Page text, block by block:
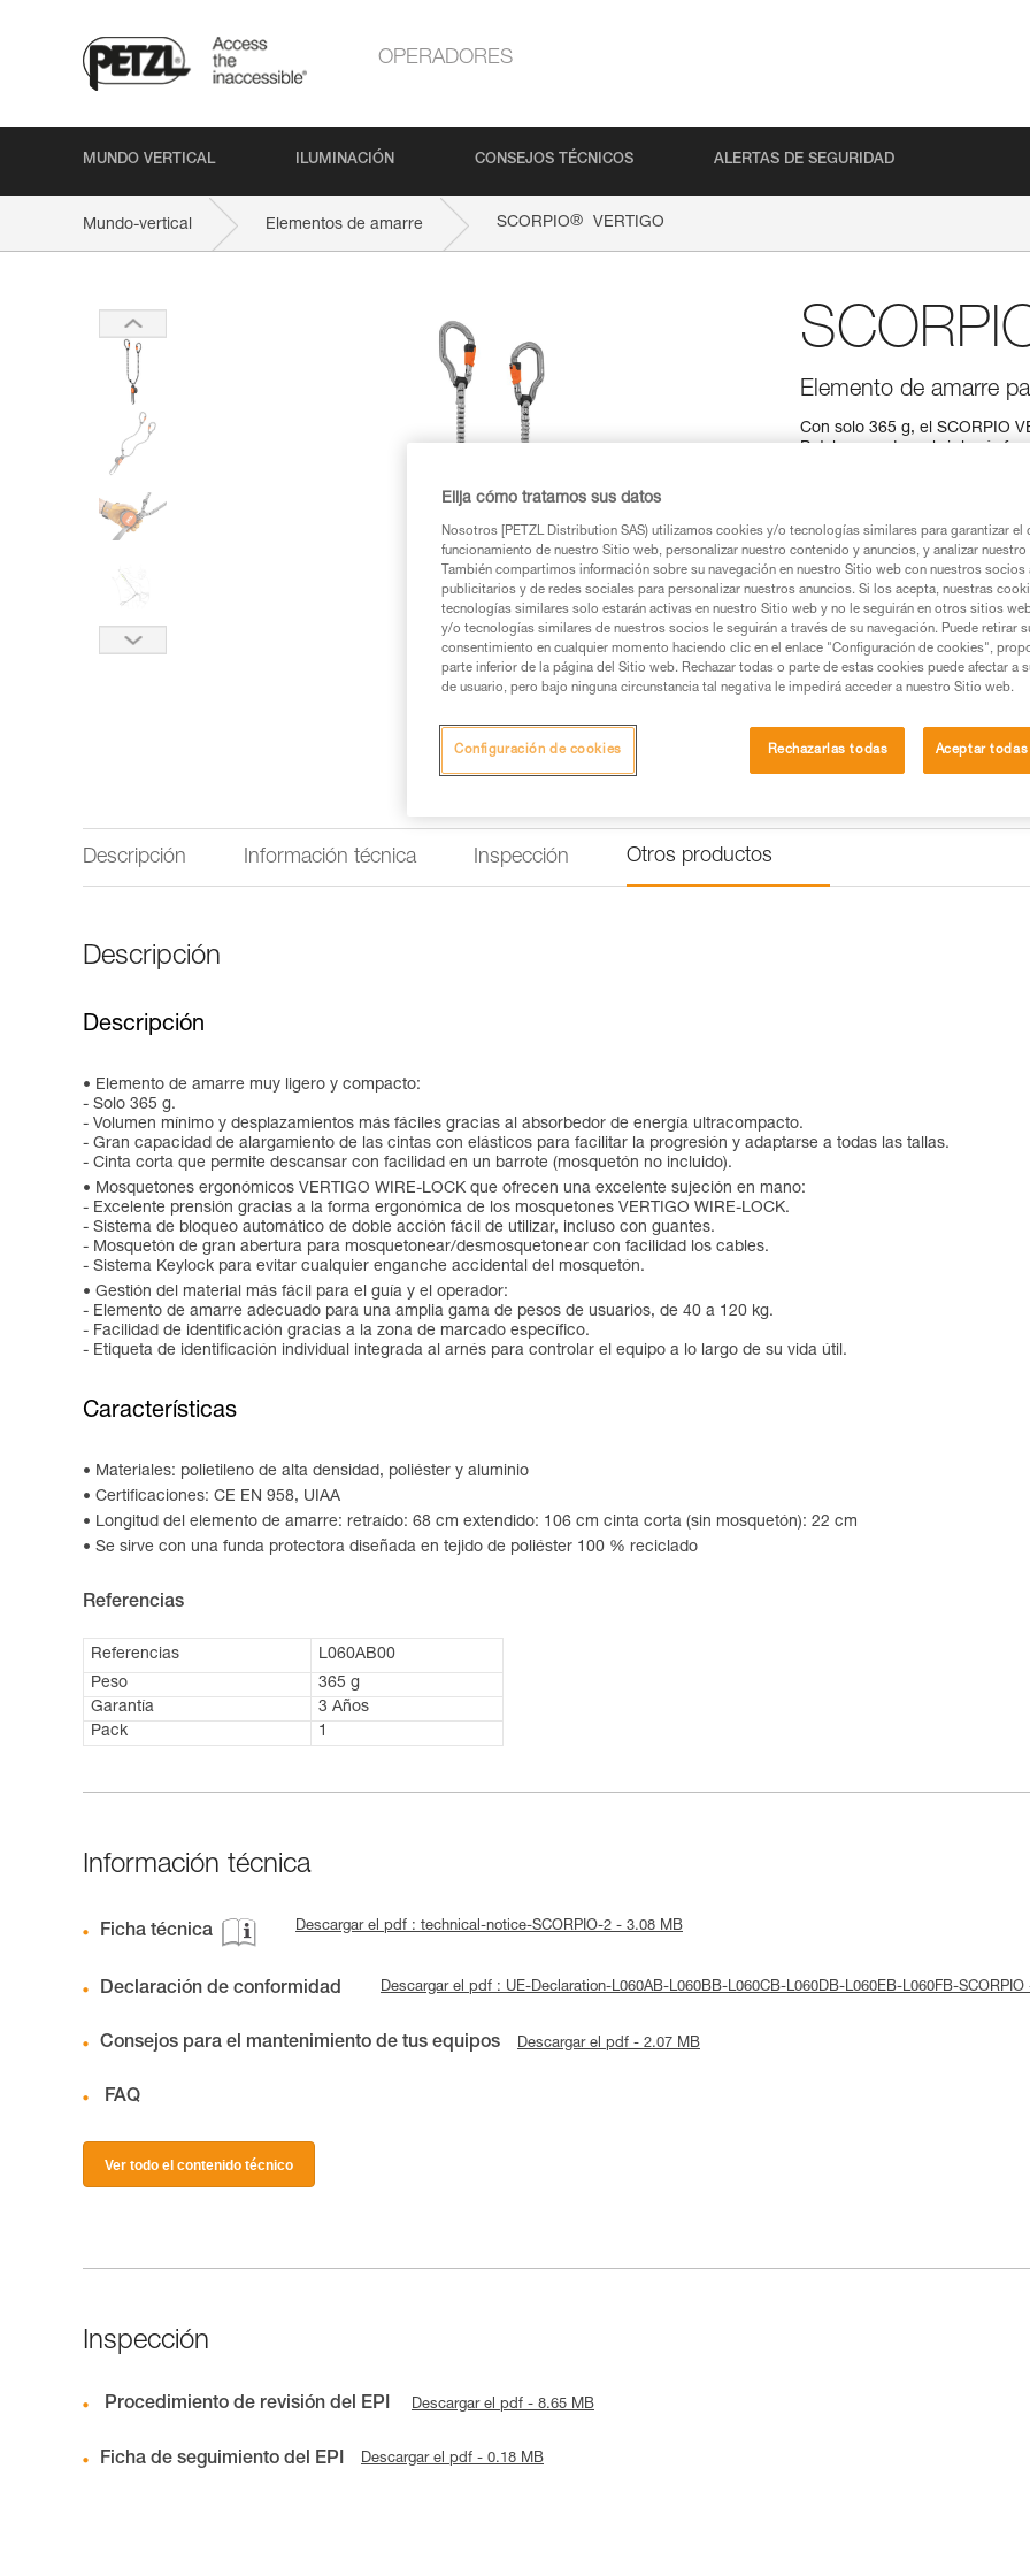
OPERADORES
MUNDO VERTICAL ILUMINACIÓN CONSEJOS TÉCNICOS ALERTAS DE SEGURIDAD
Mundo-vertical Elementos de amarre SCORPIO® VERTIGO
Elemento de amarre
Con solo 365 g, el SCORPIO
Petzl, ¡para descubrir la vía
cintas con elásticos,
manipular, sus mosquetones
la mano y disponen una gran
los cables. El elemento de
un mosquetón (no incluido)
Leer la continuación
Buscar un punto de venta
Descripción Información técnica Inspección Otros productos
Descripción
Descripción
Elemento de amarre muy ligero y compacto:
- Solo 365 g.
- Volumen mínimo y desplazamientos más fáciles gracias al absorbedor de energía ultracompacto.
- Gran capacidad de alargamiento de las cintas con elásticos para facilitar la progresión y adaptarse a todas las tallas.
- Cinta corta que permite descansar con facilidad en un barrote (mosquetón no incluido).
Mosquetones ergonómicos VERTIGO WIRE-LOCK que ofrecen una excelente sujeción en mano:
- Excelente prensión gracias a la forma ergonómica de los mosquetones VERTIGO WIRE-LOCK.
- Sistema de bloqueo automático de doble acción fácil de utilizar, incluso con guantes.
- Mosquetón de gran abertura para mosquetonear/desmosquetonear con facilidad los cables.
- Sistema Keylock para evitar cualquier enganche accidental del mosquetón.
Gestión del material más fácil para el guía y el operador:
- Elemento de amarre adecuado para una amplia gama de pesos de usuarios, de 40 a 120 kg.
- Facilidad de identificación gracias a la zona de marcado específico.
- Etiqueta de identificación individual integrada al arnés para controlar el equipo a lo largo de su vida útil.
Características
Materiales: polietileno de alta densidad, poliéster y aluminio
Certificaciones: CE EN 958, UIAA
Longitud del elemento de amarre: retraído: 68 cm extendido: 106 cm cinta corta (sin mosquetón): 22 cm
Se sirve con una funda protectora diseñada en tejido de poliéster 100 % reciclado
Referencias
Referencias
L060AB00
Peso
365 g
Garantía
3 Años
Pack
1
Información técnica
Ficha técnica Descargar el pdf : technical-notice-SCORPIO-2 - 3.08 MB
Declaración de conformidad Descargar el pdf : UE-Declaration-L060AB-L060BB-L060CB-L060DB-L060EB-L060FB-
Consejos para el mantenimiento de tus equipos Descargar el pdf - 2.07 MB
FAQ
Ver todo el contenido técnico
Inspección
Procedimiento de revisión del EPI Descargar el pdf - 8.65 MB
Ficha de seguimiento del EPI Descargar el pdf - 0.18 MB
Elija cómo tratamos sus datos
Nosotros [PETZL Distribution SAS) utilizamos cookies y/o tecnologías similares para garantizar el
funcionamiento de nuestro Sitio web, personalizar nuestro contenido y anuncios, y analizar
También compartimos información sobre su navegación en nuestro Sitio web con nuestros socios
publicitarios y de redes sociales para personalizar nuestros anuncios. Si los acepta, nuestras
tecnologías similares solo estarán activas en nuestro Sitio web y no le seguirán en otros sitios
y/o tecnologías similares de nuestros socios le seguirán a través de su navegación. Puede retirar
consentimiento en cualquier momento haciendo clic en el enlace "Configuración de cookies",
parte inferior de la página del Sitio web. Rechazar todas o parte de estas cookies puede afectar a
de usuario, pero bajo ninguna circunstancia tal negativa le impedirá acceder a nuestro Sitio web.
Rechazarlas todas Aceptar
Configuración de cookies